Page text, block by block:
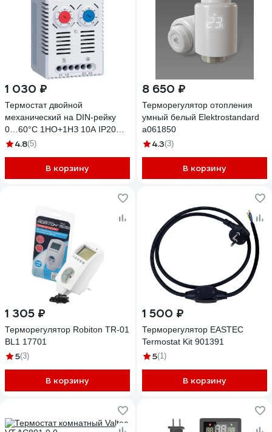
1 030 ₽
Термостат двойной
механический на DIN-рейку
0…60°С 1НО+1НЗ 10А IP20
Доступная Автоматика DA-012-
4.8(5)
В корзину
8 650 ₽
Терморегулятор отопления
умный белый Elektrostandard
a061850
4.3(3)
В корзину
1 305 ₽
Терморегулятор Robiton TR-01
BL1 17701
5(3)
В корзину
1 500 ₽
Терморегулятор EASTEC
Termostat Kit 901391
5(1)
В корзину